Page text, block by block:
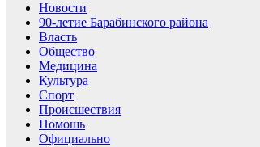
Новости
90-летие Барабинского района
Власть
Общество
Медицина
Культура
Спорт
Происшествия
Помошь
Официально